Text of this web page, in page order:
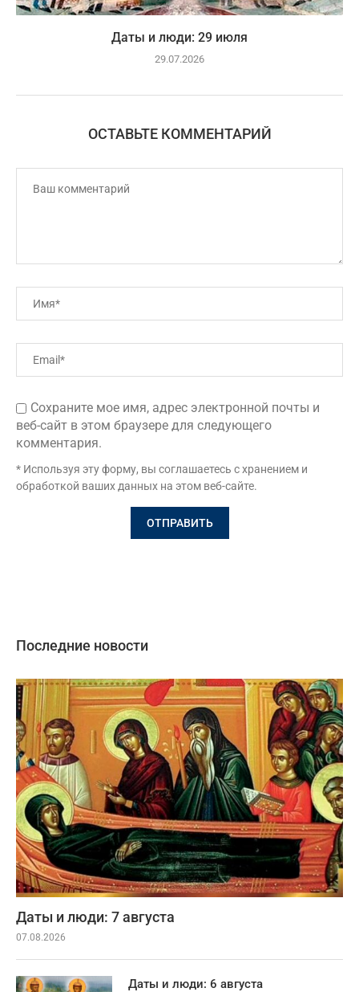
Даты и люди: 29 июля
29.07.2026
ОСТАВЬТЕ КОММЕНТАРИЙ
Сохраните мое имя, адрес электронной почты и
веб-сайт в этом браузере для следующего
комментария.
* Используя эту форму, вы соглашаетесь с хранением и
обработкой ваших данных на этом веб-сайте.
Последние новости
Даты и люди: 7 августа
07.08.2026
Даты и люди: 6 августа